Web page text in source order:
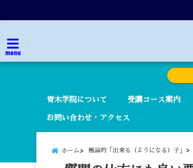
menu
青木学院について 受講コース案内
お問い合わせ・アクセス
ホーム 極論的「出来る（ようになる）子」